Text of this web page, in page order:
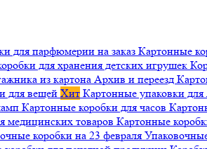
для парфюмерии на заказ Картонные
для хранения детских игрушек
из картона Архив и переезд
для вещей Хит Картонные упаковки
Картонные коробки для часов
медицинских товаров Картонные
коробки на 23 февраля